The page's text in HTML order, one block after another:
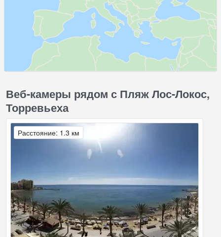
Веб-камеры рядом с Пляж Лос-Локос,
Торревьеха
Расстояние: 1.3 км